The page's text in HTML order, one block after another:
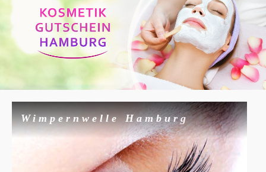
Wimpernwelle Hamburg